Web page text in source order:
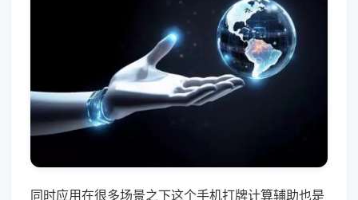
同时应用在很多场景之下这个手机打牌计算辅助也是